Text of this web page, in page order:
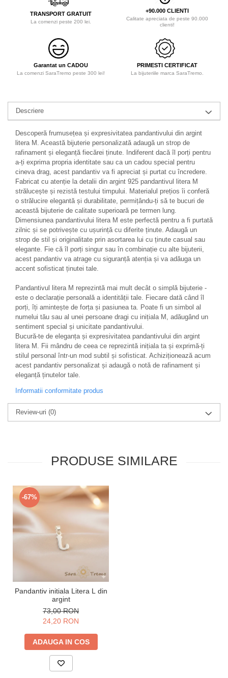
TRANSPORT GRATUIT
La comenzi peste 200 lei.
+90.000 CLIENTI
Calitate apreciata de peste 90.000
clienti!
Garantat un CADOU
La comenzi SaraTremo peste 300 lei!
PRIMESTI CERTIFICAT
La bijuteriile marca SaraTremo.
Descriere
Descoperă frumusețea și expresivitatea pandantivului din argint
litera M. Această bijuterie personalizată adaugă un strop de
rafinament și eleganță fiecărei ținute. Indiferent dacă îl porți pentru
a-ți exprima propria identitate sau ca un cadou special pentru
cineva drag, acest pandantiv va fi apreciat și purtat cu încredere.
Fabricat cu atenție la detalii din argint 925 pandantivul litera M
strălucește și rezistă testului timpului. Materialul prețios îi conferă
o strălucire elegantă și durabilitate, permițându-ți să te bucuri de
această bijuterie de calitate superioară pe termen lung.
Dimensiunea pandantivului litera M este perfectă pentru a fi purtată
zilnic și se potrivește cu ușurință cu diferite ținute. Adaugă un
strop de stil și originalitate prin asortarea lui cu ținute casual sau
elegante. Fie că îl porți singur sau în combinație cu alte bijuterii,
acest pandantiv va atrage cu siguranță atenția și va adăuga un
accent sofisticat ținutei tale.
Pandantivul litera M reprezintă mai mult decât o simplă bijuterie -
este o declarație personală a identității tale. Fiecare dată când îl
porți, îți amintește de forța și pasiunea ta. Poate fi un simbol al
numelui tău sau al unei persoane dragi cu inițiala M, adăugând un
sentiment special și unicitate pandantivului.
Bucură-te de eleganța și expresivitatea pandantivului din argint
litera M. Fii mândru de ceea ce reprezintă inițiala ta și exprimă-ți
stilul personal într-un mod subtil și sofisticat. Achiziționează acum
acest pandantiv personalizat și adaugă o notă de rafinament și
eleganță ținutelor tale.
Informatii conformitate produs
Review-uri (0)
PRODUSE SIMILARE
-67%
Pandantiv initiala Litera L din
argint
73,00 RON
24,20 RON
ADAUGA IN COS